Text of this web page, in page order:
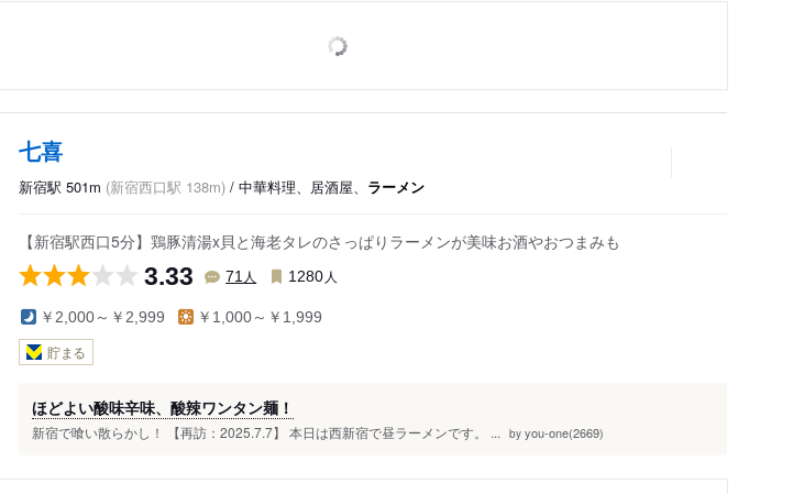
七喜
新宿駅 501m (新宿西口駅 138m) / 中華料理、居酒屋、 ラーメン
【新宿駅西口5分】鶏豚清湯x貝と海老タレのさっぱりラーメンが美味お酒やおつまみも
3.33 71 人 1280 人
￥2,000～￥2,999 ￥1,000～￥1,999
貯まる
ほどよい酸味辛味、酸辣ワンタン麺！
新宿で喰い散らかし！ 【再訪：2025.7.7】 本日は西新宿で昼ラーメンです。 ... by you-one(2669)